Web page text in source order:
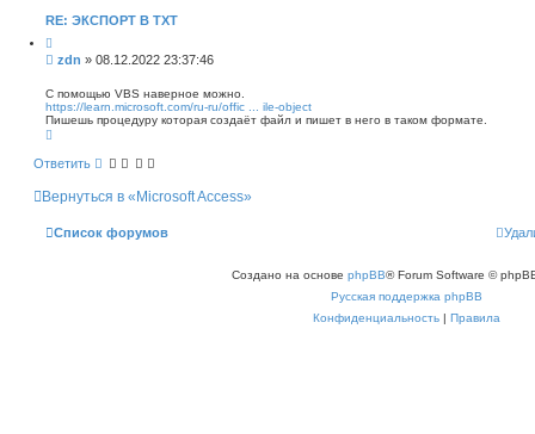
с
я
н
а
а
л
у
RE: ЭКСПОРТ В TXT
и
т
т
а
С
о
б
щ
н
е
zdn » 08.12.2022 23:37:46
С помощью VBS наверное можно.
https://learn.microsoft.com/ru-ru/offic ... ile-object
Пишешь процедуру которая создаёт файл и пишет в него в таком формате.
н
т
я
Ответить
Вернуться в «Microsoft Access»
Список форумов
Создано на основе phpBB® Forum Software ©
Русская поддержка phpBB
Конфиденциальность | Правила